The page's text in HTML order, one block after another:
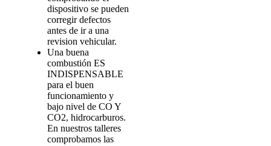
dispositivo se pueden
corregir defectos
antes de ir a una
revision vehicular.
Una buena
combustión ES
INDISPENSABLE
para el buen
funcionamiento y
bajo nivel de CO Y
CO2, hidrocarburos.
En nuestros talleres
comprobamos las